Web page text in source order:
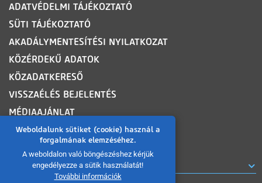
Weboldalunk sütiket (cookie) használ a
forgalmának elemzéséhez.
A weboldalon való böngészéshez kérjük
engedélyezze a sütik használatát!
További információk
ADATVÉDELMI TÁJÉKOZTATÓ
SÜTI TÁJÉKOZTATÓ
AKADÁLYMENTESÍTÉSI NYILATKOZAT
KÖZÉRDEKŰ ADATOK
KÖZADATKERESŐ
VISSZAÉLÉS BEJELENTÉS
MÉDIAAJÁNLAT
OLDALTÉRKÉP
ROVATOK